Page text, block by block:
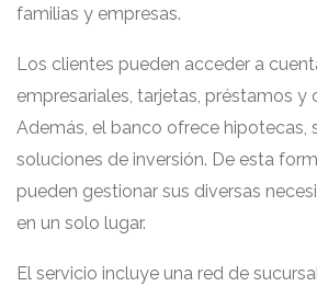
familias y empresas.
Los clientes pueden acceder a
empresariales, tarjetas, préstamos y
Además, el banco ofrece hipotecas,
soluciones de inversión. De esta
pueden gestionar sus diversas
en un solo lugar.
El servicio incluye una red de